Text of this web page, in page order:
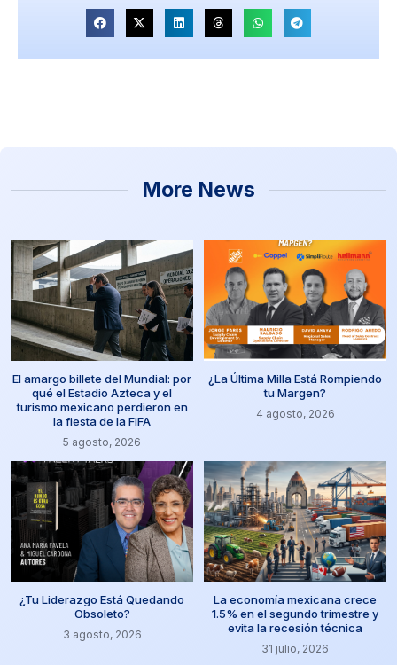
More News
El amargo billete del Mundial: por
qué el Estadio Azteca y el
turismo mexicano perdieron en
la fiesta de la FIFA
5 agosto, 2026
¿La Última Milla Está Rompiendo
tu Margen?
4 agosto, 2026
¿Tu Liderazgo Está Quedando
Obsoleto?
3 agosto, 2026
La economía mexicana crece
1.5% en el segundo trimestre y
evita la recesión técnica
31 julio, 2026